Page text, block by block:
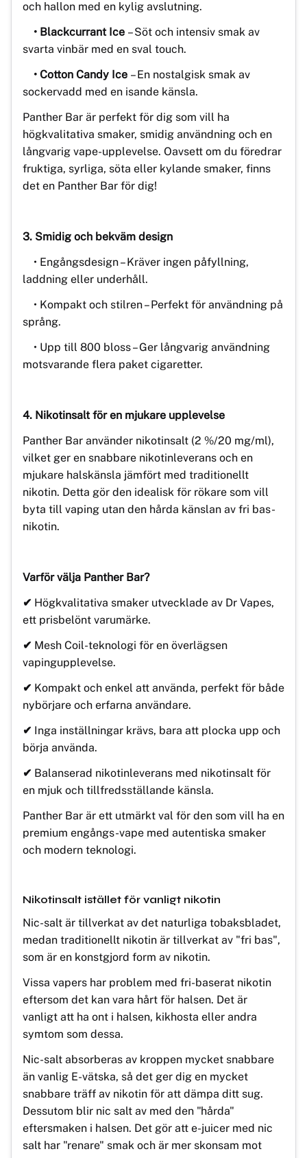
och hallon med en kylig avslutning.
• Blackcurrant Ice – Söt och intensiv smak av
svarta vinbär med en sval touch.
• Cotton Candy Ice – En nostalgisk smak av
sockervadd med en isande känsla.
Panther Bar är perfekt för dig som vill ha
högkvalitativa smaker, smidig användning och en
långvarig vape-upplevelse. Oavsett om du föredrar
fruktiga, syrliga, söta eller kylande smaker, finns
det en Panther Bar för dig!
3. Smidig och bekväm design
• Engångsdesign – Kräver ingen påfyllning,
laddning eller underhåll.
• Kompakt och stilren – Perfekt för användning på
språng.
• Upp till 800 bloss – Ger långvarig användning
motsvarande flera paket cigaretter.
4. Nikotinsalt för en mjukare upplevelse
Panther Bar använder nikotinsalt (2 %/20 mg/ml),
vilket ger en snabbare nikotinleverans och en
mjukare halskänsla jämfört med traditionellt
nikotin. Detta gör den idealisk för rökare som vill
byta till vaping utan den hårda känslan av fri bas-
nikotin.
Varför välja Panther Bar?
✔ Högkvalitativa smaker utvecklade av Dr Vapes,
ett prisbelönt varumärke.
✔ Mesh Coil-teknologi för en överlägsen
vapingupplevelse.
✔ Kompakt och enkel att använda, perfekt för både
nybörjare och erfarna användare.
✔ Inga inställningar krävs, bara att plocka upp och
börja använda.
✔ Balanserad nikotinleverans med nikotinsalt för
en mjuk och tillfredsställande känsla.
Panther Bar är ett utmärkt val för den som vill ha en
premium engångs-vape med autentiska smaker
och modern teknologi.
Nikotinsalt istället för vanligt nikotin
Nic-salt är tillverkat av det naturliga tobaksbladet,
medan traditionellt nikotin är tillverkat av "fri bas",
som är en konstgjord form av nikotin.
Vissa vapers har problem med fri-baserat nikotin
eftersom det kan vara hårt för halsen. Det är
vanligt att ha ont i halsen, kikhosta eller andra
symtom som dessa.
Nic-salt absorberas av kroppen mycket snabbare
än vanlig E-vätska, så det ger dig en mycket
snabbare träff av nikotin för att dämpa ditt sug.
Dessutom blir nic salt av med den "hårda"
eftersmaken i halsen. Det gör att e-juicer med nic
salt har "renare" smak och är mer skonsam mot